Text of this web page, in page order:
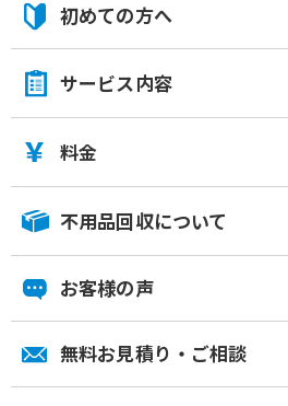
初めての方へ
サービス内容
料金
不用品回収について
お客様の声
無料お見積り・ご相談